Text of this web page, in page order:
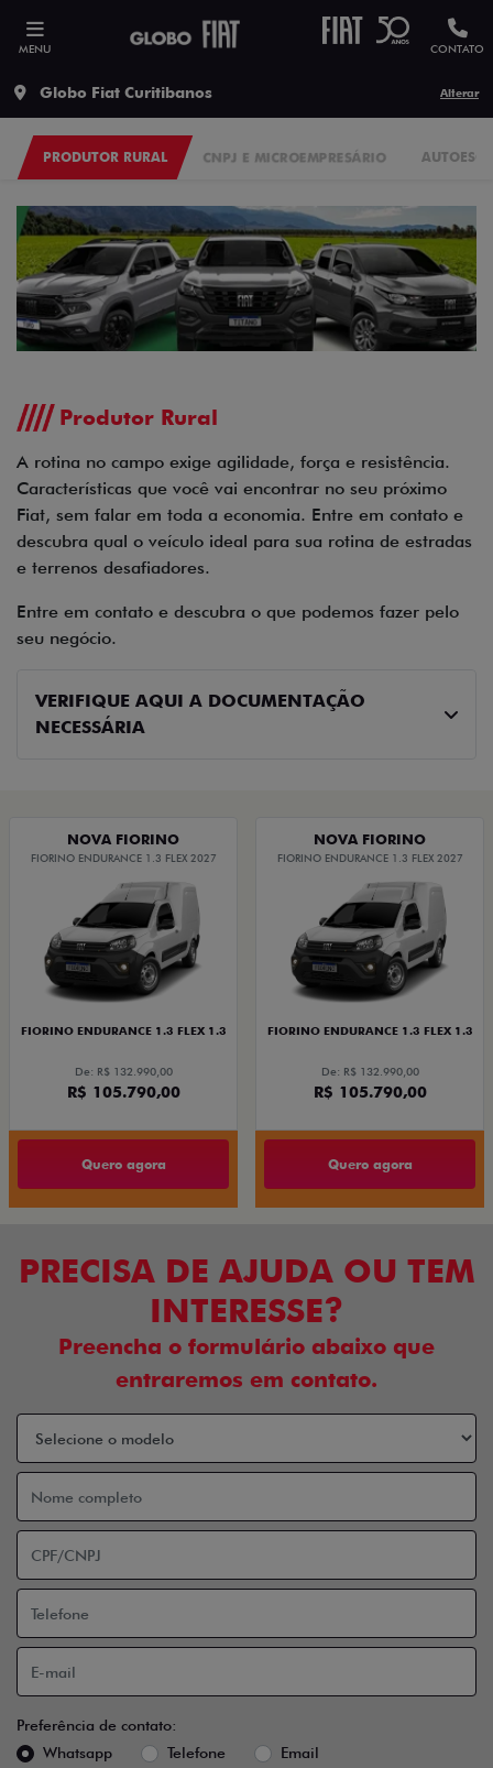
MENU CONTATO
Globo Fiat Curitibanos Alterar
CNPJ E MICROEMPRESÁRIO
PRODUTOR RURAL
Produtor Rural
A rotina no campo exige agilidade, força e resistência.
Características que você vai encontrar no seu próximo
Fiat, sem falar em toda a economia. Entre em contato e
descubra qual o veículo ideal para sua rotina de estradas
e terrenos desafiadores.
Entre em contato e descubra o que podemos fazer pelo
seu negócio.
VERIFIQUE AQUI A DOCUMENTAÇÃO
NECESSÁRIA
NOVA FIORINO
FIORINO ENDURANCE 1.3 FLEX 2027
FIORINO ENDURANCE 1.3 FLEX 1.3
De: R$ 132.990,00
R$ 105.790,00
Quero agora
NOVA FIORINO
FIORINO ENDURANCE 1.3 FLEX 2027
FIORINO ENDURANCE 1.3 FLEX 1.3
De: R$ 132.990,00
R$ 105.790,00
Quero agora
PRECISA DE AJUDA OU TEM
INTERESSE?
Preencha o formulário abaixo que
entraremos em contato.
Preferência de contato:
Whatsapp
Telefone Email